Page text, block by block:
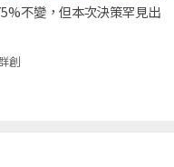
不變，但本次決策罕見出
創